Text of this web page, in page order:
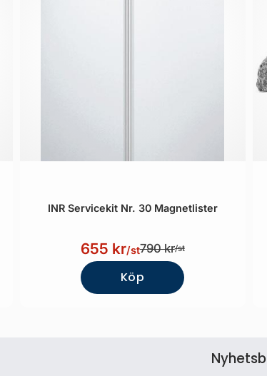
INR Servicekit Nr. 30 Magnetlister
655 kr/st790 kr/st
Köp